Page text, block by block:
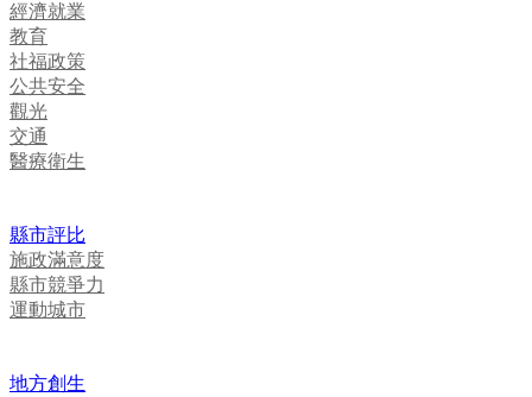
經濟就業
教育
社福政策
公共安全
觀光
交通
醫療衛生
縣市評比
施政滿意度
縣市競爭力
運動城市
地方創生